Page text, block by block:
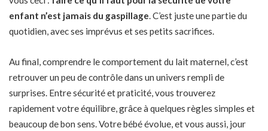
enfant n’est jamais du gaspillage. C’est juste une partie du
quotidien, avec ses imprévus et ses petits sacrifices.
Au final, comprendre le comportement du lait maternel, c’est
retrouver un peu de contrôle dans un univers rempli de
surprises. Entre sécurité et praticité, vous trouverez
rapidement votre équilibre, grâce à quelques règles simples et
beaucoup de bon sens. Votre bébé évolue, et vous aussi, jour